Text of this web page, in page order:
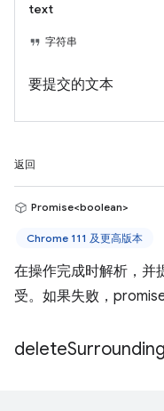
text
字符串
要提交的文本
返回
Promise<boolean>
Chrome 111 及更高版本
在操作完成时解析，并
受。如果失败，promise
deleteSurrounding